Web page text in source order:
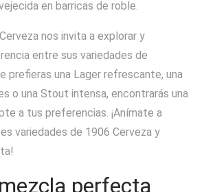
en barricas de roble.
nos invita a explorar y
entre sus variedades de
prefieras una Lager refrescante, una
o una Stout intensa, encontrarás una
a tus preferencias. ¡Anímate a
variedades de 1906 Cerveza y
perfecta